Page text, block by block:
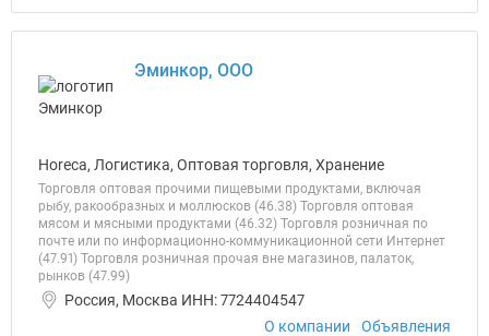
Эминкор, ООО
Horeca, Логистика, Оптовая торговля, Хранение
Торговля оптовая прочими пищевыми продуктами, включая
рыбу, ракообразных и моллюсков (46.38) Торговля оптовая
мясом и мясными продуктами (46.32) Торговля розничная по
почте или по информационно-коммуникационной сети Интернет
(47.91) Торговля розничная прочая вне магазинов, палаток,
рынков (47.99)
Россия, Москва ИНН: 7724404547
О компании
Объявления